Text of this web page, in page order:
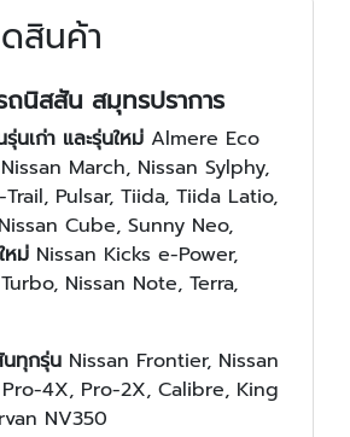
สินค้า
นิสสัน สมุทรปราการ
เก่า และรุ่นใหม่ Almere Eco
March, Nissan Sylphy,
Pulsar, Tiida, Tiida Latio,
Cube, Sunny Neo,
หม่ Nissan Kicks e-Power,
Nissan Note, Terra,
นทุกรุ่น Nissan Frontier, Nissan
4X, Pro-2X, Calibre, King
NV350